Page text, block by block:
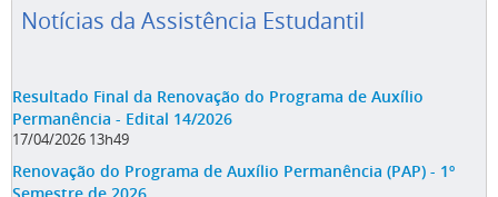
Notícias da Assistência Estudantil
Resultado Final da Renovação do Programa de Auxílio
Permanência - Edital 14/2026
17/04/2026 13h49
Renovação do Programa de Auxílio Permanência (PAP) - 1º